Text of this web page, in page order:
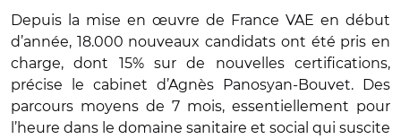
Depuis la mise en œuvre de France VAE en début
d’année, 18.000 nouveaux candidats ont été pris en
charge, dont 15% sur de nouvelles certifications,
précise le cabinet d’Agnès Panosyan-Bouvet. Des
parcours moyens de 7 mois, essentiellement pour
l’heure dans le domaine sanitaire et social qui suscite